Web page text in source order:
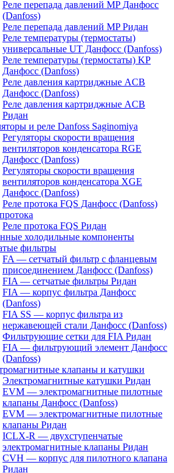
Реле перепада давлений MP Данфосс
(Danfoss)
Реле перепада давлений MP Ридан
Реле температуры (термостаты)
универсальные UT Данфосс (Danfoss)
Реле температуры (термостаты) KP
Данфосс (Danfoss)
Реле давления картриджные ACB
Данфосс (Danfoss)
Реле давления картриджные ACB
Ридан
и реле Danfoss Saginomiya
Регуляторы скорости вращения
вентиляторов конденсатора RGE
Данфосс (Danfoss)
Регуляторы скорости вращения
вентиляторов конденсатора XGE
Данфосс (Danfoss)
Реле протока FQS Данфосс (Danfoss)
Реле протока FQS Ридан
холодильные компоненты
фильтры
FA — сетчатый фильтр с фланцевым
присоединением Данфосс (Danfoss)
FIA — сетчатые фильтры Ридан
FIA — корпус фильтра Данфосс
(Danfoss)
FIA SS — корпус фильтра из
нержавеющей стали Данфосс (Danfoss)
Фильтрующие сетки для FIA Ридан
FIA — фильтрующий элемент Данфосс
(Danfoss)
клапаны и катушки
Электромагнитные катушки Ридан
EVM — электромагнитные пилотные
клапаны Данфосс (Danfoss)
EVM — электромагнитные пилотные
клапаны Ридан
ICLX-R — двухступенчатые
электромагнитные клапаны Ридан
CVH — корпус для пилотного клапана
Ридан